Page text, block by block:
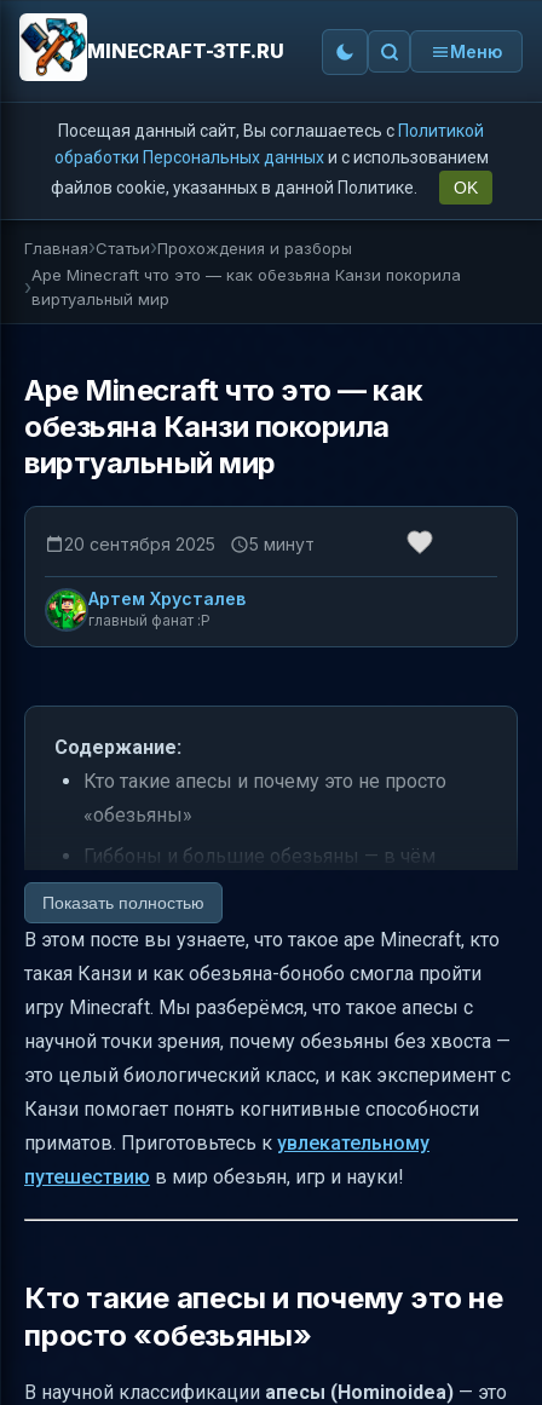
MINECRAFT-3TF.RU Меню
Посещая данный сайт, Вы соглашаетесь с Политикой
обработки Персональных данныхи с использованием
файлов cookie, указанных в данной Политике.
OK
Главная Статьи Прохождения и разборы
Ape Minecraft что это — как обезьяна Канзи покорила
виртуальный мир
Ape Minecraft что это — как
обезьяна Канзи покорила
виртуальный мир
20 сентября 2025 5 минут
Артем Хрусталев
главный фанат :P
Содержание:
Кто такие апесы и почему это не просто
«обезьяны»
Гиббоны и большие обезьяны — в чём
разница?
Канзи и Minecraft — как обезьяна научилась
играть в компьютерную игру
Практические выводы и этические
вопросы
Почему ape Minecraft — это не просто
забавный ролик
Немного науки о Hominoidea
Полезные ссылки
Показать полностью
В этом посте вы узнаете, что такое ape Minecraft, кто
такая Канзи и как обезьяна-бонобо смогла пройти
игру Minecraft. Мы разберёмся, что такое апесы с
научной точки зрения, почему обезьяны без хвоста —
это целый биологический класс, и как эксперимент с
Канзи помогает понять когнитивные способности
приматов. Приготовьтесь к увлекательному
путешествию в мир обезьян, игр и науки!
Кто такие апесы и почему это не
просто «обезьяны»
В научной классификации апесы (Hominoidea) — это